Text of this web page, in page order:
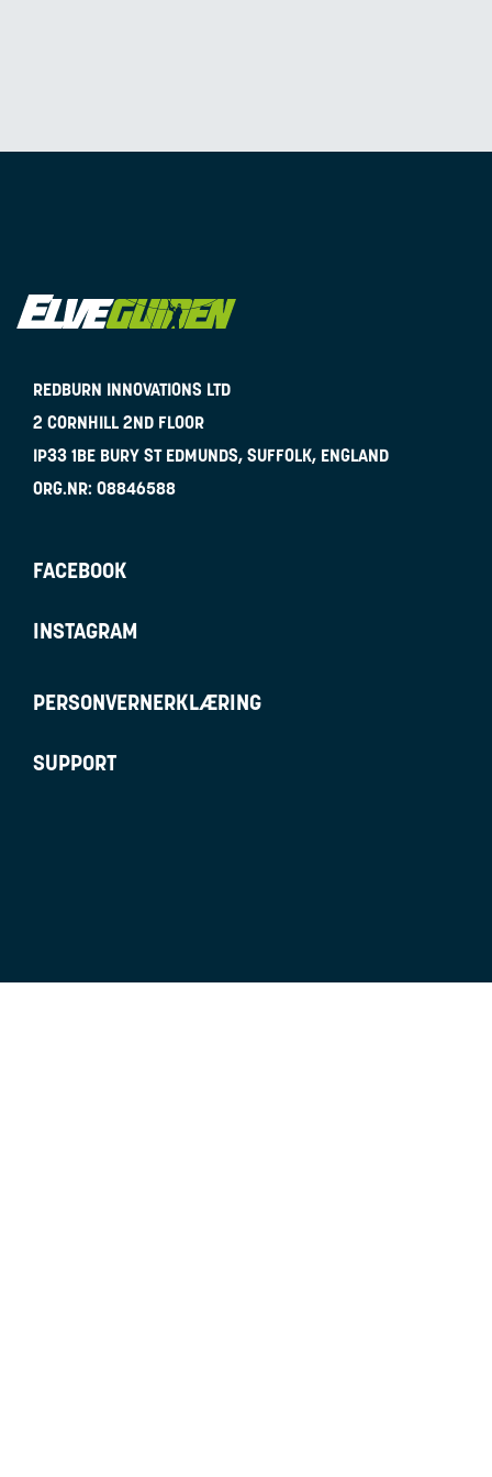
REDBURN INNOVATIONS LTD
2 CORNHILL 2ND FLOOR
IP33 1BE BURY ST EDMUNDS, SUFFOLK, ENGLAND
ORG.NR: 08846588
FACEBOOK
INSTAGRAM
PERSONVERNERKLÆRING
SUPPORT